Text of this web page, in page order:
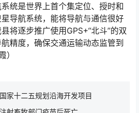
统是世界上首个集定位、授时和
导航系统，能将导航与通信很好
将逐步推广使用GPS+“北斗”的双
精度，确保交通运输动态监管到
）
家十二五规划沿海开发项目